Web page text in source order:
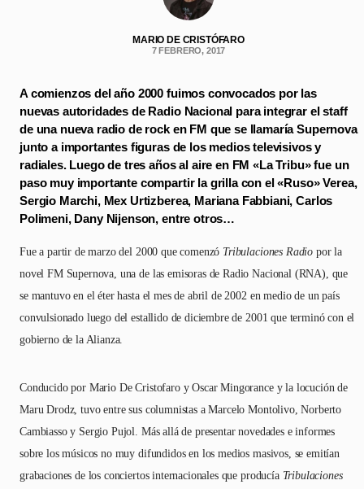
MARIO DE CRISTÓFARO
7 FEBRERO, 2017
A comienzos del año 2000 fuimos convocados por las
nuevas autoridades de Radio Nacional para integrar el staff
de una nueva radio de rock en FM que se llamaría Supernova
junto a importantes figuras de los medios televisivos y
radiales. Luego de tres años al aire en FM «La Tribu» fue un
paso muy importante compartir la grilla con el «Ruso» Verea,
Sergio Marchi, Mex Urtizberea, Mariana Fabbiani, Carlos
Polimeni, Dany Nijenson, entre otros…
Fue a partir de marzo del 2000 que comenzó Tribulaciones Radio por la
novel FM Supernova, una de las emisoras de Radio Nacional (RNA), que
se mantuvo en el éter hasta el mes de abril de 2002 en medio de un país
convulsionado luego del estallido de diciembre de 2001 que terminó con el
gobierno de la Alianza.
Conducido por Mario De Cristofaro y Oscar Mingorance y la locución de
Maru Drodz, tuvo entre sus columnistas a Marcelo Montolivo, Norberto
Cambiasso y Sergio Pujol. Más allá de presentar novedades e informes
sobre los músicos no muy difundidos en los medios masivos, se emitían
grabaciones de los conciertos internacionales que producía Tribulaciones